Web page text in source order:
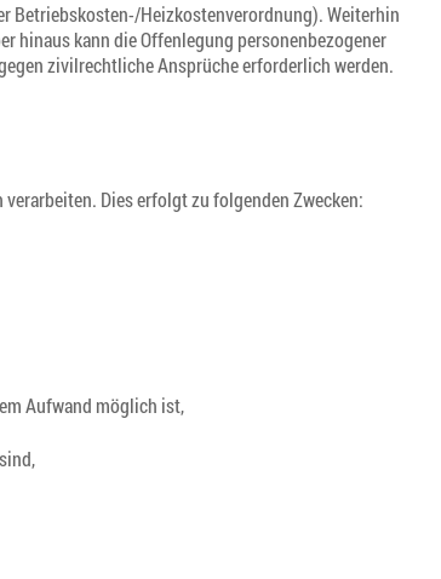
Betriebskosten-/Heizkostenverordnung). Weiterhin
hinaus kann die Offenlegung personenbezogener
zivilrechtliche Ansprüche erforderlich werden.
Dies erfolgt zu folgenden Zwecken:
Aufwand möglich ist,